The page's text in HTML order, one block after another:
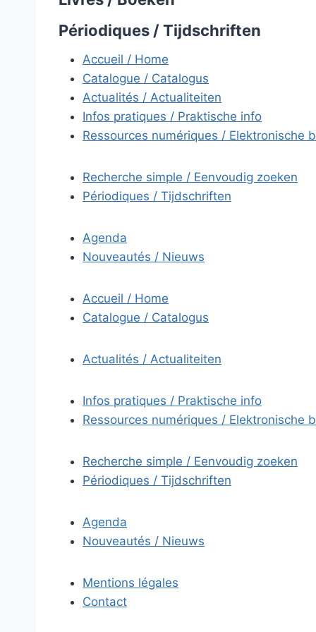
Périodiques / Tijdschriften
Accueil / Home
Catalogue / Catalogus
Actualités / Actualiteiten
Infos pratiques / Praktische info
Ressources numériques / Elektronische
Recherche simple / Eenvoudig zoeken
Périodiques / Tijdschriften
Agenda
Nouveautés / Nieuws
Accueil / Home
Catalogue / Catalogus
Actualités / Actualiteiten
Infos pratiques / Praktische info
Ressources numériques / Elektronische
Recherche simple / Eenvoudig zoeken
Périodiques / Tijdschriften
Agenda
Nouveautés / Nieuws
Mentions légales
Contact